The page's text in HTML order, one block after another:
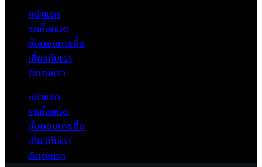
หน้าแรก
รถทั้งหมด
ขั้นตอนการซื้อ
เกี่ยวกับเรา
ติดต่อเรา
หน้าแรก
รถทั้งหมด
ขั้นตอนการซื้อ
เกี่ยวกับเรา
ติดต่อเรา